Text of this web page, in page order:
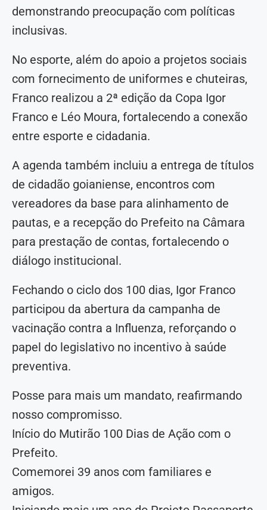
demonstrando preocupação com políticas
inclusivas.
No esporte, além do apoio a projetos sociais
com fornecimento de uniformes e chuteiras,
Franco realizou a 2ª edição da Copa Igor
Franco e Léo Moura, fortalecendo a conexão
entre esporte e cidadania.
A agenda também incluiu a entrega de títulos
de cidadão goianiense, encontros com
vereadores da base para alinhamento de
pautas, e a recepção do Prefeito na Câmara
para prestação de contas, fortalecendo o
diálogo institucional.
Fechando o ciclo dos 100 dias, Igor Franco
participou da abertura da campanha de
vacinação contra a Influenza, reforçando o
papel do legislativo no incentivo à saúde
preventiva.
Posse para mais um mandato, reafirmando
nosso compromisso.
Início do Mutirão 100 Dias de Ação com o
Prefeito.
Comemorei 39 anos com familiares e
amigos.